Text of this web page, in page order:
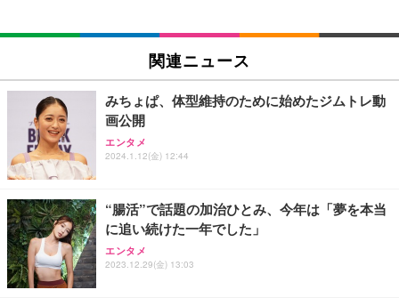
SIHOO B100 オフィスチェア／デスクチェア メッシ
ュチェア 人間工学 疲れない ブラック
￥27,999
Sezlife オフィスチェア デスクチェア 疲れない テレ
ワーク チェア 強化バックレスト 30度ロッキング機
能 人間工学 椅子 腰サポート 90度跳ね上げ式アーム
務用 おしゃれ パソコンチェア (ブラック)
Sezlife オフィスチェア デスクチェア 疲れない テレ
ワーク チェア 強化バックレスト 30度ロッキング機
能 人間工学 椅子 腰サポート 90度跳ね上げ式アーム
EIZO ビジネス向けプレミアムモニター | FlexScan
【純正品】27"ゲーミングモニター DualSense 充電
フック付き（CFI-ZDM1J）
【整備済み品】Dell E2724HS 27インチ 液晶モニタ
ー フルHD（1920×1080）VA 非光沢 HDMI/DisplayP
ort/VGA スピーカー内蔵 高さ調整 スイベル VESA対
Amazonベーシック ペットシーツ 厚型 ワイド 42枚
x2袋(84枚) ホワイト(吸収面:ライトブルー)
￥3,234
ネオ・ルーライフ ネオ・オムツ L 中型犬用 26枚入
り 単品
Smart Basic(スマートベーシック) 【Amazon.co.jp
限定】 Smart Basic アイリスオーヤマ ペットシーツ
超厚型 お徳用 ワイド 100枚入 (x 1) (ケース販売)
関連ニュース
みちょぱ、体型維持のために始めたジムトレ動
画公開
エンタメ
2024.1.12(金) 12:44
“腸活”で話題の加治ひとみ、今年は「夢を本当
に追い続けた一年でした」
エンタメ
2023.12.29(金) 13:03